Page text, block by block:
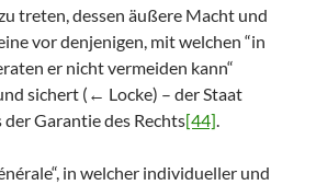
treten, dessen äußere Macht und
vor denjenigen, mit welchen “in
er nicht vermeiden kann“
sichert (← Locke) – der Staat
Garantie des Rechts[44].
in welcher individueller und